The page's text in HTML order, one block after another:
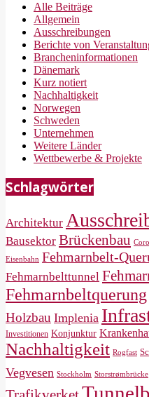
Alle Beiträge
Allgemein
Ausschreibungen
Berichte von
Brancheninformationen
Dänemark
Kurz notiert
Nachhaltigkeit
Norwegen
Schweden
Unternehmen
Weitere Länder
Wettbewerbe & Projekte
Schlagwörter
Architektur
Bausektor Brückenbau
Eisenbahn Fehmarnbelt-
Fehmarnbelttunnel
Fehmarnbeltquerung
Holzbau Implenia
Investitionen Konjunktur
Nachhaltigkeit Rogfast
Vegvesen Stockholm Storstrømbrücke